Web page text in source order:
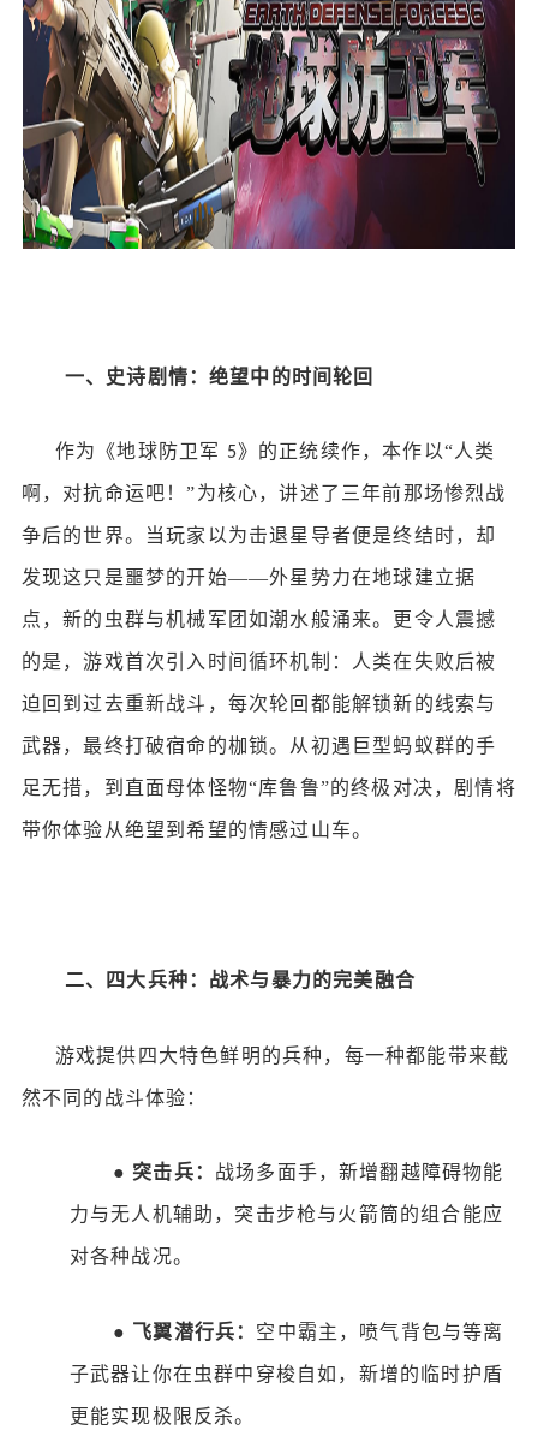
一、史诗剧情：绝望中的时间轮回
作为《地球防卫军 5》的正统续作，本作以“人类
啊，对抗命运吧！”为核心，讲述了三年前那场惨烈战
争后的世界。当玩家以为击退星导者便是终结时，却
发现这只是噩梦的开始——外星势力在地球建立据
点，新的虫群与机械军团如潮水般涌来。更令人震撼
的是，游戏首次引入时间循环机制：人类在失败后被
迫回到过去重新战斗，每次轮回都能解锁新的线索与
武器，最终打破宿命的枷锁。从初遇巨型蚂蚁群的手
足无措，到直面母体怪物“库鲁鲁”的终极对决，剧情将
带你体验从绝望到希望的情感过山车。
二、四大兵种：战术与暴力的完美融合
游戏提供四大特色鲜明的兵种，每一种都能带来截
然不同的战斗体验：
● 突击兵： 战场多面手，新增翻越障碍物能
力与无人机辅助，突击步枪与火箭筒的组合能应
对各种战况。
● 飞翼潜行兵： 空中霸主，喷气背包与等离
子武器让你在虫群中穿梭自如，新增的临时护盾
更能实现极限反杀。